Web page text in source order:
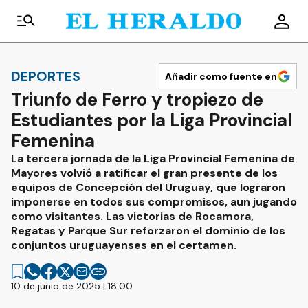
DEPORTES Añadir como fuente en
Triunfo de Ferro y tropiezo de
Estudiantes por la Liga Provincial
Femenina
La tercera jornada de la Liga Provincial Femenina de
Mayores volvió a ratificar el gran presente de los
equipos de Concepción del Uruguay, que lograron
imponerse en todos sus compromisos, aun jugando
como visitantes. Las victorias de Rocamora,
Regatas y Parque Sur reforzaron el dominio de los
conjuntos uruguayenses en el certamen.
10 de junio de 2025 | 18:00